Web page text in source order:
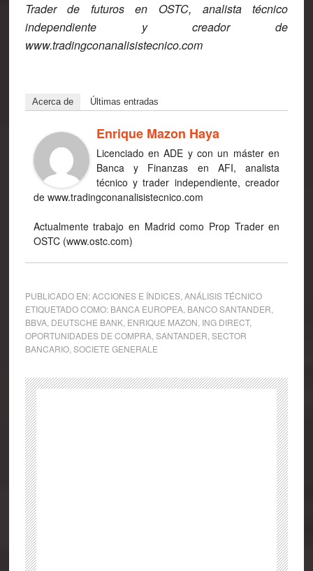
Trader de futuros en OSTC, analista técnico
independiente y creador de
www.tradingconanalisistecnico.com
Acerca de Últimas entradas
Enrique Mazon Haya
Licenciado en ADE y con un máster en
Banca y Finanzas en AFI, analista
técnico y trader independiente, creador
de www.tradingconanalisistecnico.com
Actualmente trabajo en Madrid como Prop Trader en
OSTC (www.ostc.com)
PUBLICADO EN:ACCIONES E ÍNDICES, ANÁLISIS TÉCNICO
ETIQUETADO COMO: BANCA EUROPEA, BANCO SANTANDER
BBVA, DEUTSCHE BANK, ENRIQUE MAZON ING DIRECT,
OPORTUNIDADES DE COMPRA, SANTANDER SECTOR
BANCARIO, SOCIETE GENERALE